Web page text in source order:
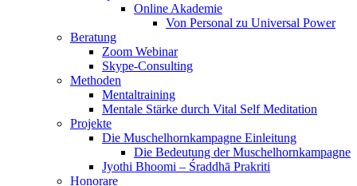
Online Akademie
Von Personal zu Universal Power
Beratung
Zoom Webinar
Skype-Consulting
Methoden
Mentaltraining
Mentale Stärke durch Vital Self Meditation
Projekte
Die Muschelhornkampagne Einleitung
Die Bedeutung der Muschelhornkampagne
Jyothi Bhoomi – Śraddhā Prakriti
Honorare